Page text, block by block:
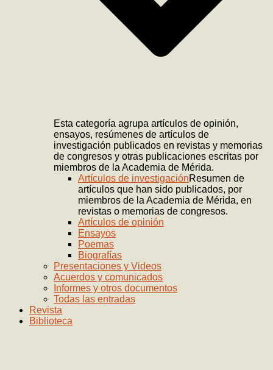
Esta categoría agrupa artículos de opinión,
ensayos, resúmenes de artículos de
investigación publicados en revistas y memorias
de congresos y otras publicaciones escritas por
miembros de la Academia de Mérida.
Artículos de investigaciónResumen de
artículos que han sido publicados, por
miembros de la Academia de Mérida, en
revistas o memorias de congresos.
Artículos de opinión
Ensayos
Poemas
Biografías
Presentaciones y Videos
Acuerdos y comunicados
Informes y otros documentos
Todas las entradas
Revista
Biblioteca